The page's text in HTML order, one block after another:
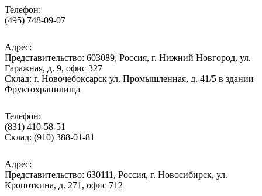
Телефон:
(495) 748-09-07
Адрес:
Представительство: 603089, Россия, г. Нижний Новгород, ул.
Гаражная, д. 9, офис 327
Склад: г. Новочебоксарск ул. Промышленная, д. 41/5 в здании
Фруктохранилища
Телефон:
(831) 410-58-51
Склад: (910) 388-01-81
Адрес:
Представительство: 630111, Россия, г. Новосибирск, ул.
Кропоткина, д. 271, офис 712